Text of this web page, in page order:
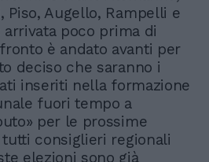
Piso, Augello, Rampelli e
poco prima di
è andato avanti per
deciso che saranno i
inseriti nella formazione
fuori tempo a
per le prossime
tutti consiglieri regionali
elezioni sono già